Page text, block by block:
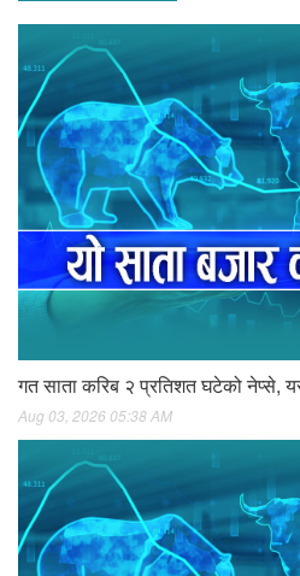
गत साता करिब २ प्रतिशत घटेको नेप्से,
Aug 03, 2026 05:38 AM